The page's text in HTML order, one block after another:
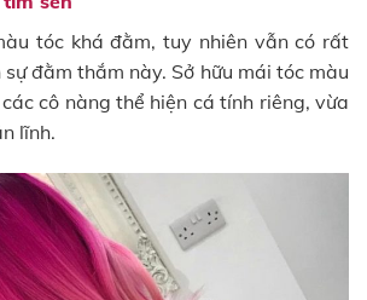
tóc khá đằm, tuy nhiên vẫn có rất
đằm thắm này. Sở hữu mái tóc màu
cô nàng thể hiện cá tính riêng, vừa
lĩnh.